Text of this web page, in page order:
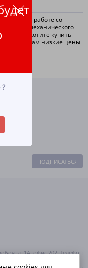
?
рук при работе со
рук от механического
Если вы хотите купить
вам низкие цены
ПОДПИСАТЬСЯ
д. 1А, офис 202. Телефон